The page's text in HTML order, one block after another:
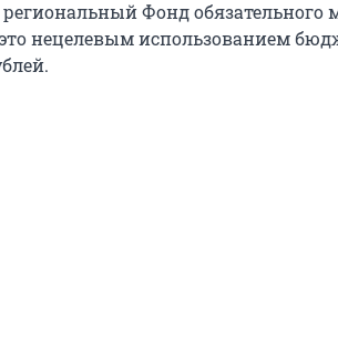
Фонд обязательного
нецелевым использованием